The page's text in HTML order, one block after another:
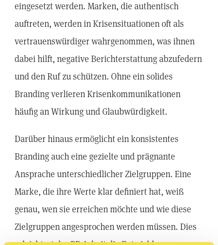
eingesetzt werden. Marken, die authentisch
auftreten, werden in Krisensituationen oft als
vertrauenswürdiger wahrgenommen, was ihnen
dabei hilft, negative Berichterstattung abzufedern
und den Ruf zu schützen. Ohne ein solides
Branding verlieren Krisenkommunikationen
häufig an Wirkung und Glaubwürdigkeit.
Darüber hinaus ermöglicht ein konsistentes
Branding auch eine gezielte und prägnante
Ansprache unterschiedlicher Zielgruppen. Eine
Marke, die ihre Werte klar definiert hat, weiß
genau, wen sie erreichen möchte und wie diese
Zielgruppen angesprochen werden müssen. Dies